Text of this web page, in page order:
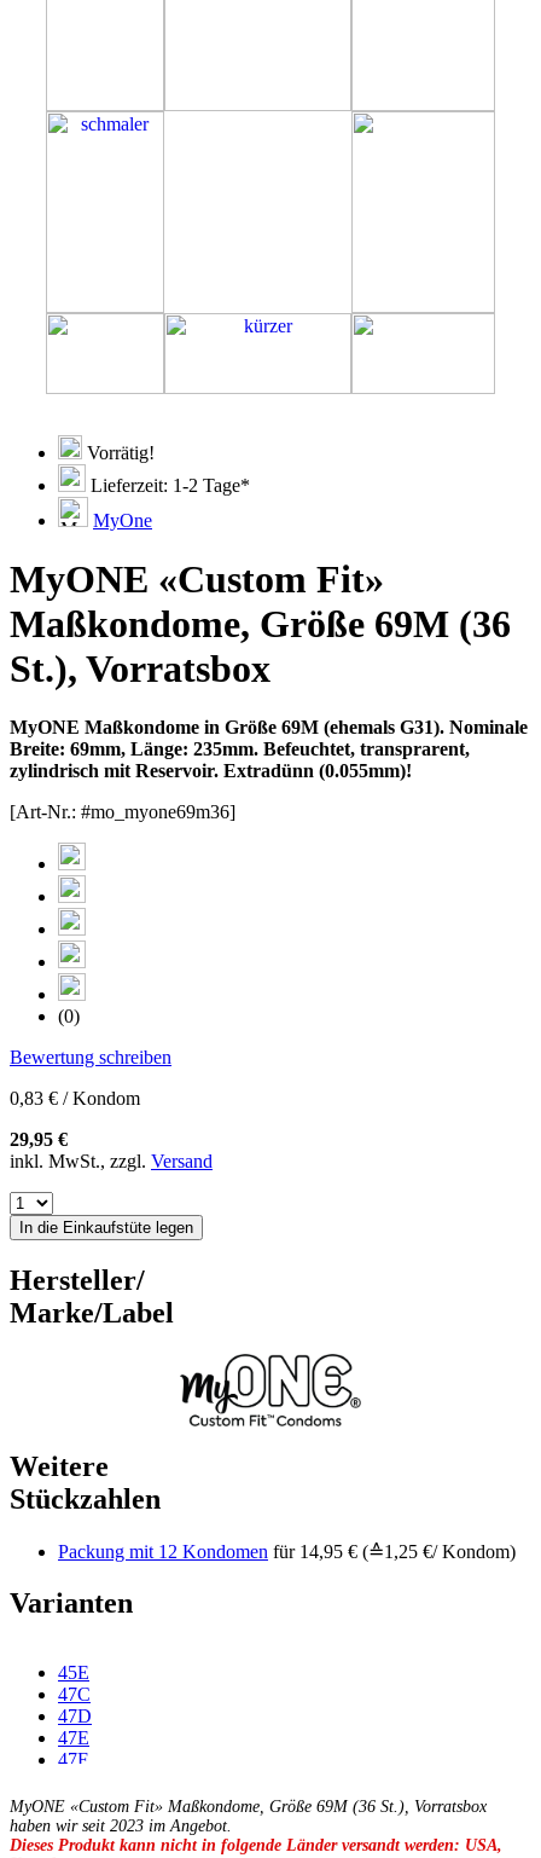
Vorrätig!
Lieferzeit: 1-2 Tage*
MyOne
MyONE «Custom Fit»
Maßkondome, Größe 69M (36
St.), Vorratsbox
MyONE Maßkondome in Größe 69M (ehemals G31). Nominale
Breite: 69mm, Länge: 235mm. Befeuchtet, transprarent,
zylindrisch mit Reservoir. Extradünn (0.055mm)!
[Art-Nr.: #mo_myone69m36]
(0)
Bewertung schreiben
0,83 € / Kondom
29,95 €
inkl. MwSt., zzgl. Versand
In die Einkaufstüte legen
Hersteller/
Marke/Label
Weitere
Stückzahlen
Packung mit 12 Kondomen für 14,95 € (≙1,25 €/ Kondom)
Varianten
45E
47C
47D
47E
47F
49D
49E
49F
MyONE «Custom Fit» Maßkondome, Größe 69M (36 St.), Vorratsbox
haben wir seit 2023 im Angebot.
Dieses Produkt kann nicht in folgende Länder versandt werden: USA,